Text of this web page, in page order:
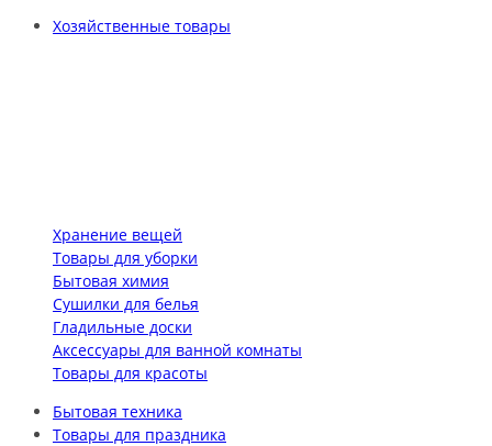
Хозяйственные товары
Хранение вещей
Товары для уборки
Бытовая химия
Сушилки для белья
Гладильные доски
Аксессуары для ванной комнаты
Товары для красоты
Бытовая техника
Товары для праздника